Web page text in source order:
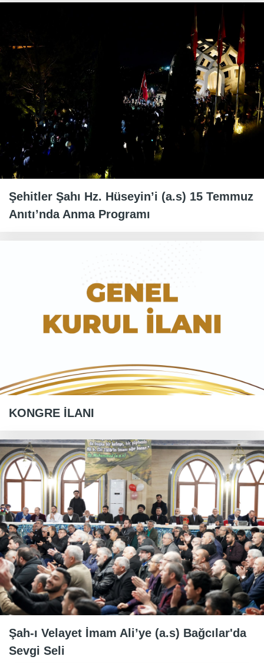
Şehitler Şahı Hz. Hüseyin’i (a.s) 15 Temmuz
Anıtı’nda Anma Programı
KONGRE İLANI
Şah-ı Velayet İmam Ali’ye (a.s) Bağcılar'da
Sevgi Seli